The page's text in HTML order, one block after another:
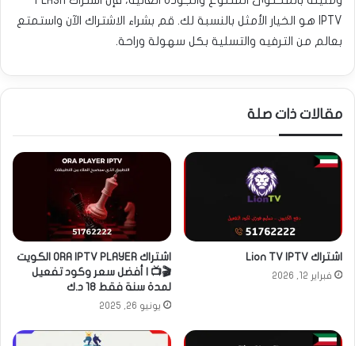
IPTV هو الخيار الأمثل بالنسبة لك. قم بشراء الاشتراك الآن واستمتع
بعالم من الترفيه والتسلية بكل سهولة وراحة.
مقالات ذات صلة
اشتراك Lion TV IPTV
فبراير 12, 2026
اشتراك ORA IPTV PLAYER الكويت
🎬📺 | أفضل سعر وكود تفعيل
لمدة سنة فقط 18 د.ك
يونيو 26, 2025